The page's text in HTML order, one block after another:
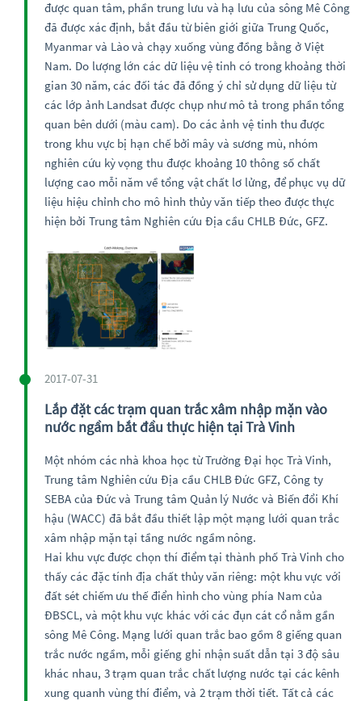
được quan tâm, phần trung lưu và hạ lưu của sông Mê Công
đã được xác định, bắt đầu từ biên giới giữa Trung Quốc,
Myanmar và Lào và chạy xuống vùng đồng bằng ở Việt
Nam. Do lượng lớn các dữ liệu vệ tinh có trong khoảng thời
gian 30 năm, các đối tác đã đồng ý chỉ sử dụng dữ liệu từ
các lớp ảnh Landsat được chụp như mô tả trong phần tổng
quan bên dưới (màu cam). Do các ảnh vệ tinh thu được
trong khu vực bị hạn chế bởi mây và sương mù, nhóm
nghiên cứu kỳ vọng thu được khoảng 10 thông số chất
lượng cao mỗi năm về tổng vật chất lơ lửng, để phục vụ dữ
liệu hiệu chỉnh cho mô hình thủy văn tiếp theo được thực
hiện bởi Trung tâm Nghiên cứu Địa cầu CHLB Đức, GFZ.
2017-07-31
Lắp đặt các trạm quan trắc xâm nhập mặn vào
nước ngầm bắt đầu thực hiện tại Trà Vinh
Một nhóm các nhà khoa học từ Trường Đại học Trà Vinh,
Trung tâm Nghiên cứu Địa cầu CHLB Đức GFZ, Công ty
SEBA của Đức và Trung tâm Quản lý Nước và Biến đổi Khí
hậu (WACC) đã bắt đầu thiết lập một mạng lưới quan trắc
xâm nhập mặn tại tầng nước ngầm nông.
Hai khu vực được chọn thí điểm tại thành phố Trà Vinh cho
thấy các đặc tính địa chất thủy văn riêng: một khu vực với
đất sét chiếm ưu thế điển hình cho vùng phía Nam của
ĐBSCL, và một khu vực khác với các đụn cát cổ nằm gần
sông Mê Công. Mạng lưới quan trắc bao gồm 8 giếng quan
trắc nước ngầm, mỗi giếng ghi nhận suất dẫn tại 3 độ sâu
khác nhau, 3 trạm quan trắc chất lượng nước tại các kênh
xung quanh vùng thí điểm, và 2 trạm thời tiết. Tất cả các